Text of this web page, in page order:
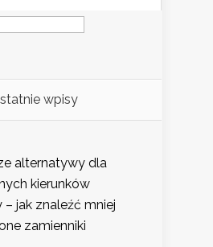
wpisy
alternatywy dla
kierunków
jak znaleźć mniej
zamienniki